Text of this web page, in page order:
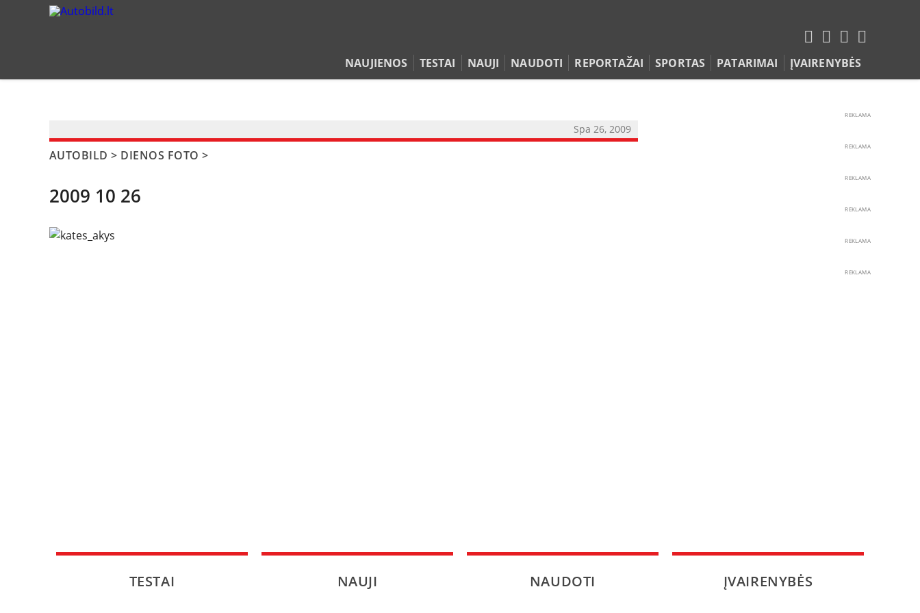
NAUJIENOS TESTAI NAUJI NAUDOTI REPORTAŽAI SPORTAS PATARIMAI ĮVAIRENYBĖS
NAUJIENOS
Spa 26, 2009
AUTOBILD > DIENOS FOTO >
2009 10 26
REKLAMA
REKLAMA
REKLAMA
REKLAMA
REKLAMA
REKLAMA
TESTAI NAUJI NAUDOTI ĮVAIRENYBĖS